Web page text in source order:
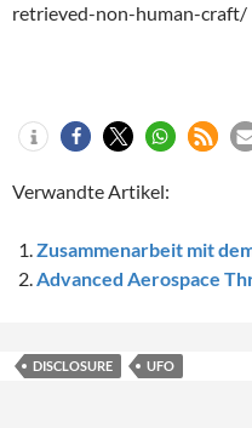
retrieved-non-human-craft/
Verwandte Artikel:
Zusammenarbeit mit
Advanced Aerospace
DISCLOSURE UFO